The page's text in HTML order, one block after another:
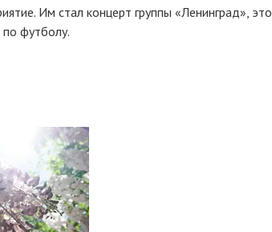
Им стал концерт группы «Ленинград», это
футболу.